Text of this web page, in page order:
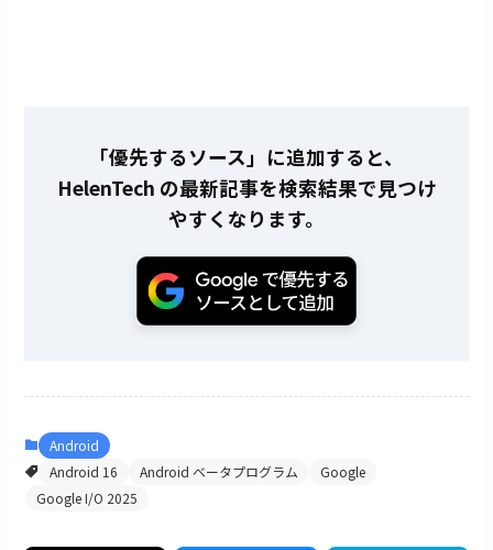
「優先するソース」に追加すると、
HelenTech の最新記事を検索結果で見つけ
やすくなります。
Android
Android 16
Android ベータプログラム
Google
Google I/O 2025